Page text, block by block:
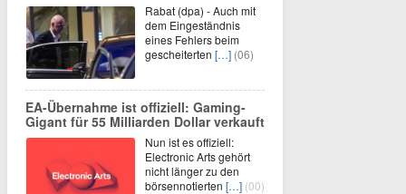
Rabat (dpa) - Auch mit
dem Eingeständnis
eines Fehlers beim
gescheiterten […] (06)
EA-Übernahme ist offiziell: Gaming-
Gigant für 55 Milliarden Dollar verkauft
Nun ist es offiziell:
Electronic Arts gehört
nicht länger zu den
börsennotierten […] (00)